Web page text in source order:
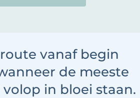
vanaf begin
de meeste
in bloei staan.